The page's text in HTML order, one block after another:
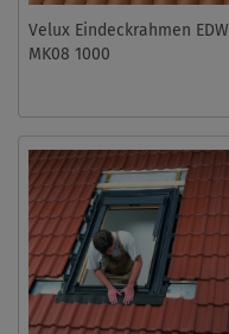
Velux Eindeckrahmen EDW
MK08 1000